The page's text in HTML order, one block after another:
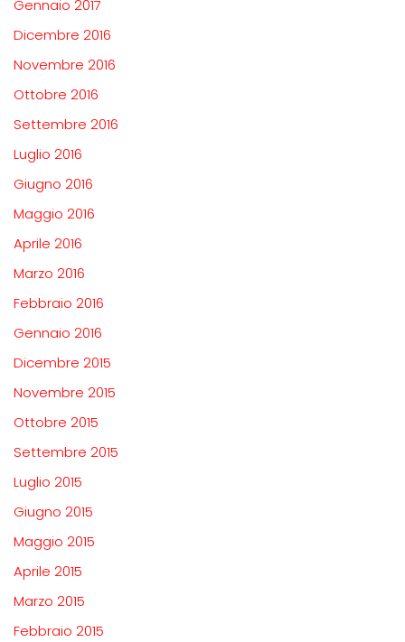
Gennaio 2017
Dicembre 2016
Novembre 2016
Ottobre 2016
Settembre 2016
Luglio 2016
Giugno 2016
Maggio 2016
Aprile 2016
Marzo 2016
Febbraio 2016
Gennaio 2016
Dicembre 2015
Novembre 2015
Ottobre 2015
Settembre 2015
Luglio 2015
Giugno 2015
Maggio 2015
Aprile 2015
Marzo 2015
Febbraio 2015